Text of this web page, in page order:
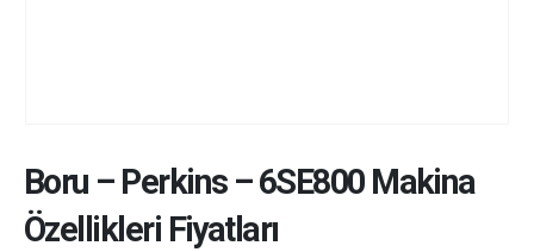
Boru – Perkins–6SE800Makina
Özellikleri Fiyatları